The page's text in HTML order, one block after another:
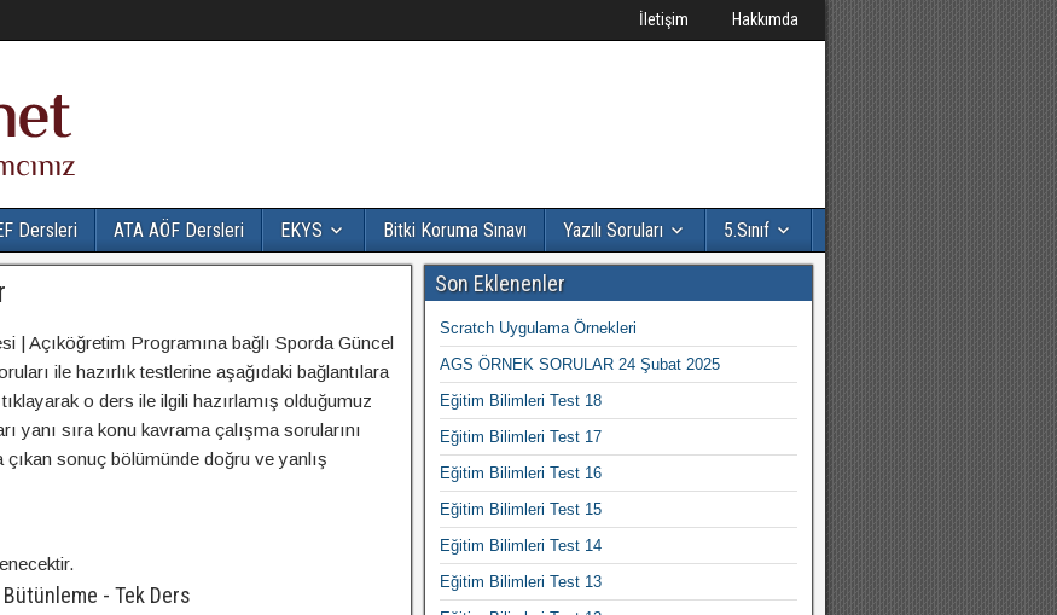
İletişim Hakkımda
Dersleri ATA AÖF Dersleri EKYS Bitki Koruma Sınavı Yazılı Soruları 5.Sınıf
| Açıköğretim Programına bağlı Sporda Güncel
ile hazırlık testlerine aşağıdaki bağlantılara
o ders ile ilgili hazırlamış olduğumuz
yanı sıra konu kavrama çalışma sorularını
sonuç bölümünde doğru ve yanlış
Bütünleme - Tek Ders
Son Eklenenler
Scratch Uygulama Örnekleri
AGS ÖRNEK SORULAR 24 Şubat 2025
Eğitim Bilimleri Test 18
Eğitim Bilimleri Test 17
Eğitim Bilimleri Test 16
Eğitim Bilimleri Test 15
Eğitim Bilimleri Test 14
Eğitim Bilimleri Test 13